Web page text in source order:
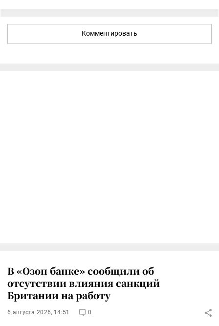
Комментировать
В «Озон банке» сообщили об
отсутствии влияния санкций
Британии на работу
6 августа 2026, 14:51 0